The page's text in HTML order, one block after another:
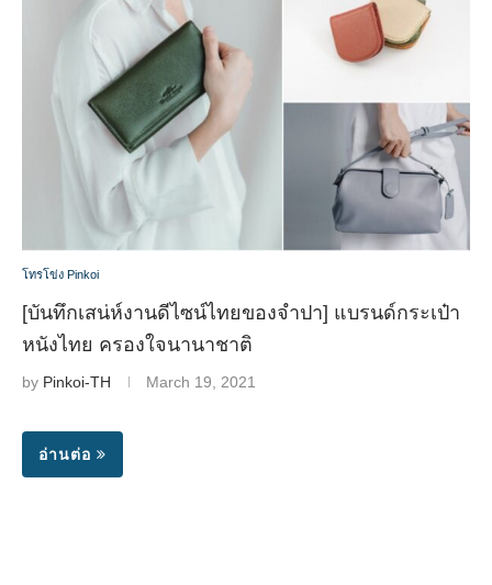
โทรโข่ง Pinkoi
[บันทึกเสน่ห์งานดีไซน์ไทยของจำปา] แบรนด์กระเป๋า
หนังไทย ครองใจนานาชาติ
by Pinkoi-TH March 19, 2021
อ่านต่อ